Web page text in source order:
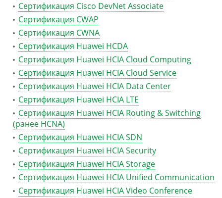
Сертификация Cisco DevNet Associate
Сертификация CWAP
Сертификация CWNA
Сертификация Huawei HCDA
Сертификация Huawei HCIA Cloud Computing
Сертификация Huawei HCIA Cloud Service
Сертификация Huawei HCIA Data Center
Сертификация Huawei HCIA LTE
Сертификация Huawei HCIA Routing & Switching
(ранее HCNA)
Сертификация Huawei HCIA SDN
Сертификация Huawei HCIA Security
Сертификация Huawei HCIA Storage
Сертификация Huawei HCIA Unified Communication
Сертификация Huawei HCIA Video Conference